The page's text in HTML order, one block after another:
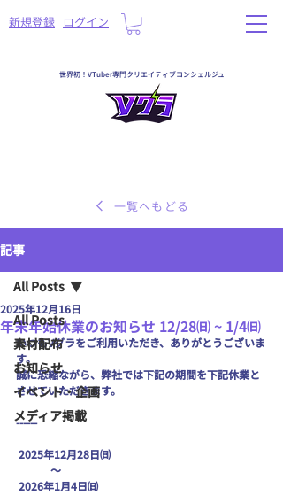
​新規登録 ログイン
世界初！VTuber専門クリエイティブコンシェルジュ
一覧へもどる
記事
All Posts
素材配布
お知らせ
イベント・企画
メディア掲載
All Posts
年末年始休業のお知らせ 12/28㈰ ~ 1/4㈰
2025年12月16日
いつもVグラをご利用いただき、ありがとうございま
す。
誠に恐縮ながら、弊社では下記の期間を下記休業と
させていただきます。
------
2025年12月28日㈰
～
2026年1月4日㈰